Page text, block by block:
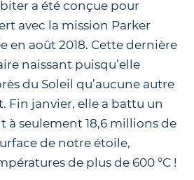
a été conçue pour
avec la mission Parker
en août 2018. Cette dernière
naissant puisqu’elle
du Soleil qu’aucune autre
Fin janvier, elle a battu un
à seulement 18,6 millions de
de notre étoile,
de plus de 600 °C !